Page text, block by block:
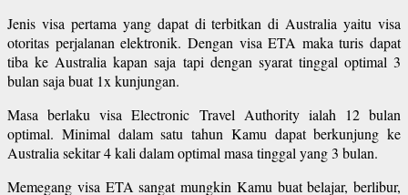
Jenis visa pertama yang dapat di terbitkan di Australia yaitu visa
otoritas perjalanan elektronik. Dengan visa ETA maka turis dapat
tiba ke Australia kapan saja tapi dengan syarat tinggal optimal 3
bulan saja buat 1x kunjungan.
Masa berlaku visa Electronic Travel Authority ialah 12 bulan
optimal. Minimal dalam satu tahun Kamu dapat berkunjung ke
Australia sekitar 4 kali dalam optimal masa tinggal yang 3 bulan.
Memegang visa ETA sangat mungkin Kamu buat belajar, berlibur,